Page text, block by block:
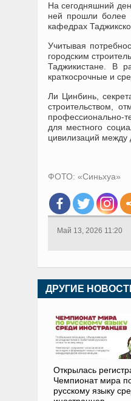
На сегодняшний
ней прошли более
кафедрах
Учитывая
городским
Таджикистане. В
краткосрочные и
Ли Цинбинь,
строительством,
профессионально-
для местного
цивилизаций между
ФОТО: «Синьхуа»
Май 13, 2026 11:20
ДРУГИЕ
Открылась
Чемпионат мира
русскому языку